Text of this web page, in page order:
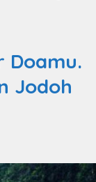
Doamu.
Jodoh